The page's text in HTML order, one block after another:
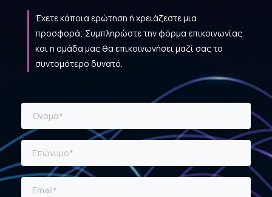
Έχετε κάποια ερώτηση ή χρειάζεστε μια
προσφορά; Συμπληρώστε την φόρμα επικοινωνίας
και η ομάδα μας θα επικοινωνήσει μαζί σας το
συντομότερο δυνατό.